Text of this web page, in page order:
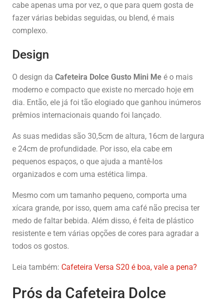
cabe apenas uma por vez, o que para quem gosta de
fazer várias bebidas seguidas, ou blend, é mais
complexo.
Design
O design da Cafeteira Dolce Gusto Mini Me é o mais
moderno e compacto que existe no mercado hoje em
dia. Então, ele já foi tão elogiado que ganhou inúmeros
prêmios internacionais quando foi lançado.
As suas medidas são 30,5cm de altura, 16cm de largura
e 24cm de profundidade. Por isso, ela cabe em
pequenos espaços, o que ajuda a mantê-los
organizados e com uma estética limpa.
Mesmo com um tamanho pequeno, comporta uma
xícara grande, por isso, quem ama café não precisa ter
medo de faltar bebida. Além disso, é feita de plástico
resistente e tem várias opções de cores para agradar a
todos os gostos.
Leia também: Cafeteira Versa S20 é boa, vale a pena?
Prós da Cafeteira Dolce